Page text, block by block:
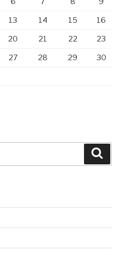
13 14 15 16
20 21 22 23
27 28 29 30